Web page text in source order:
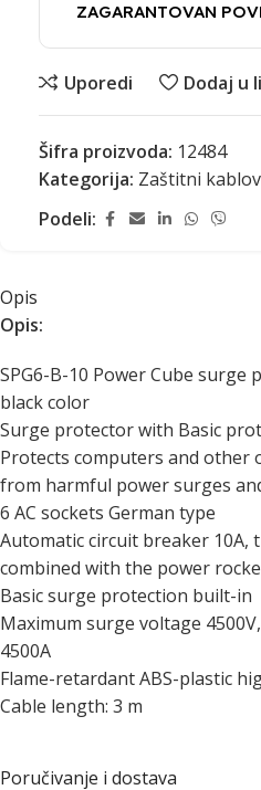
ZAGARANTOVAN
Uporedi Dodaj u
Šifra proizvoda: 12484
Kategorija: Zaštitni
Podeli:
Opis
Opis:
SPG6-B-10 Power Cube
black color
Surge protector with Basic
Protects computers and other
from harmful power surges
6 AC sockets German type
Automatic circuit breaker 10A,
combined with the power
Basic surge protection built-in
Maximum surge voltage
4500A
Flame-retardant ABS-plastic
Cable length: 3 m
Poručivanje i dostava